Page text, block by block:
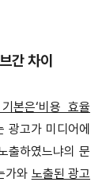
차이
본은‘비용 효율
광고가 미디어에
출하였느냐의 문
가와 노출된 광고